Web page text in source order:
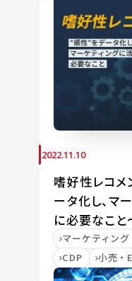
2022.11.10
嗜好性レコメ
ータ化し、マ
に必要なこと
マーケティング
CDP
小売・